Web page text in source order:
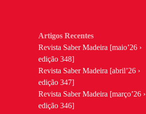
Artigos Recentes
Revista Saber Madeira [maio’26 ›
edição 348]
Revista Saber Madeira [abril’26 ›
edição 347]
Revista Saber Madeira [março’26 ›
edição 346]